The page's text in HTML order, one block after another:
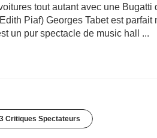
tout autant avec une Bugatti
Piaf) Georges Tabet est parfait
un pur spectacle de music hall ...
3 Critiques Spectateurs